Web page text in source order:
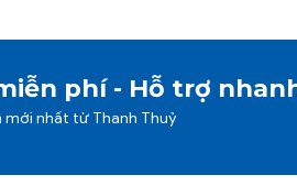
phí - Hỗ trợ
mới nhất từ Thanh Thuỷ